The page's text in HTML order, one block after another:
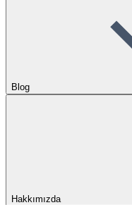
Blog
Hakkımızda